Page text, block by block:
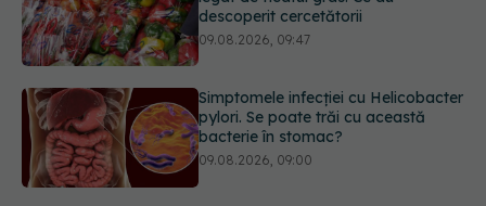
Simptomele infecției cu Helicobacter
pylori. Se poate trăi cu această
bacterie în stomac?
Transpirații nocturne: semnul ignorat
care poate ascunde probleme
serioase de sănătate